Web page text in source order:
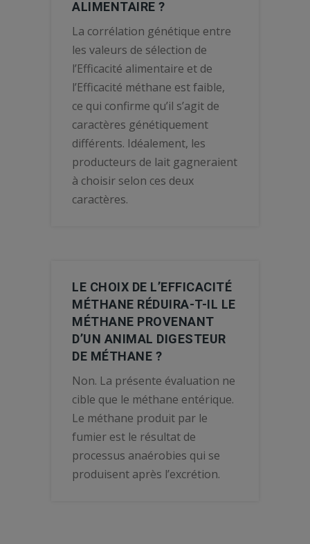
ALIMENTAIRE ?
La corrélation génétique entre
les valeurs de sélection de
l’Efficacité alimentaire et de
l’Efficacité méthane est faible,
ce qui confirme qu’il s’agit de
caractères génétiquement
différents. Idéalement, les
producteurs de lait gagneraient
à choisir selon ces deux
caractères.
LE CHOIX DE L’EFFICACITÉ
MÉTHANE RÉDUIRA-T-IL LE
MÉTHANE PROVENANT
D’UN ANIMAL DIGESTEUR
DE MÉTHANE ?
Non. La présente évaluation ne
cible que le méthane entérique.
Le méthane produit par le
fumier est le résultat de
processus anaérobies qui se
produisent après l’excrétion.